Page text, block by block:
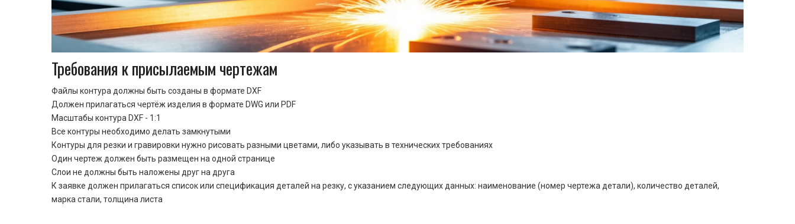
Требования к присылаемым чертежам
Файлы контура должны быть созданы в формате DXF
Должен прилагаться чертёж изделия в формате DWG или PDF
Масштабы контура DXF - 1:1
Все контуры необходимо делать замкнутыми
Контуры для резки и гравировки нужно рисовать разными цветами, либо указывать в технических требованиях
Один чертеж должен быть размещен на одной странице
Cлои не должны быть наложены друг на друга
К заявке должен прилагаться список или спецификация деталей на резку, с указанием следующих данных: наименование (номер чертежа детали), количество деталей,
марка стали, толщина листа